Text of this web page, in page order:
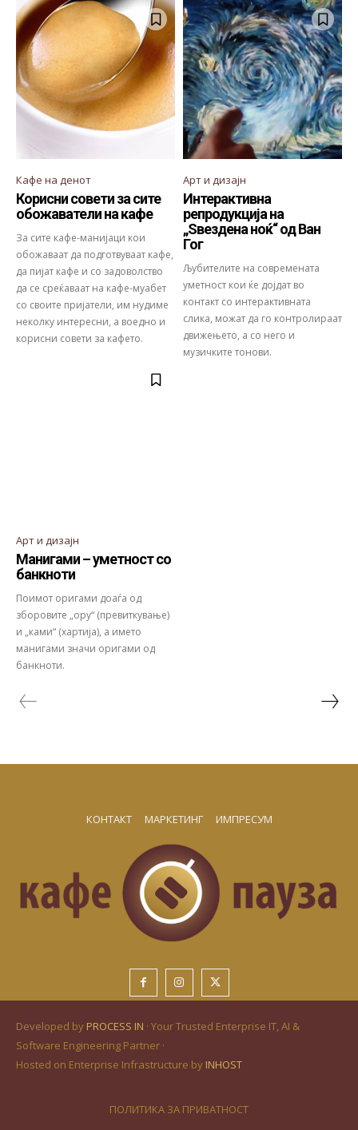
Кафе на денот
Корисни совети за сите
обожаватели на кафе
За сите кафе-манијаци кои
обожаваат да подготвуваат кафе,
да пијат кафе и со задоволство
да се среќаваат на кафе-муабет
со своите пријатели, им нудиме
неколку интересни, а воедно и
корисни совети за кафето.
Арт и дизајн
Интерактивна
репродукција на
„Ѕвездена ноќ“ од Ван
Гог
Љубителите на современата
уметност кои ќе дојдат во
контакт со интерактивната
слика, можат да го контролираат
движењето, а со него и
музичките тонови.
Арт и дизајн
Манигами – уметност со
банкноти
Поимот оригами доаѓа од
зборовите „ору“ (превиткување)
и „ками“ (хартија), а името
манигами значи оригами од
банкноти.
КОНТАКТ МАРКЕТИНГ ИМПРЕСУМ
Developed by PROCESS IN · Your Trusted Enterprise IT, AI &
Software Engineering Partner ·
Hosted on Enterprise Infrastructure by INHOST
ПОЛИТИКА ЗА ПРИВАТНОСТ